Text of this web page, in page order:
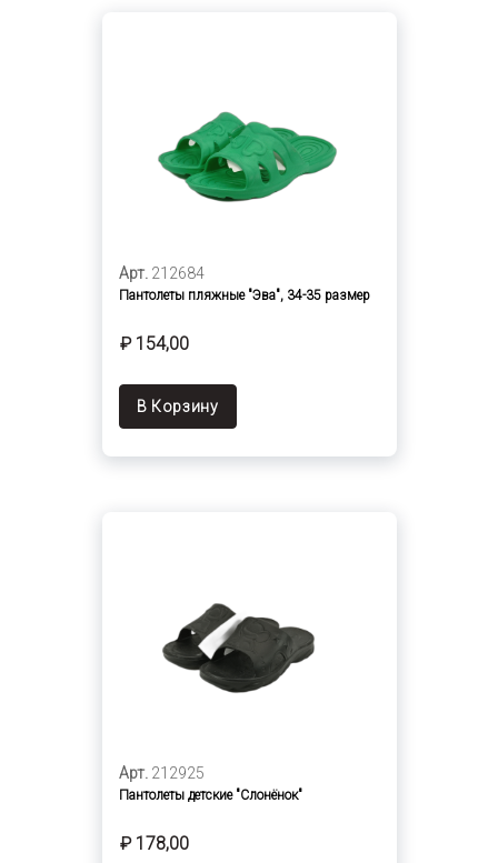
Арт. 212684
Пантолеты пляжные "Эва", 34-35 размер
₽ 154,00
В Корзину
Арт. 212925
Пантолеты детские "Слонёнок"
₽ 178,00